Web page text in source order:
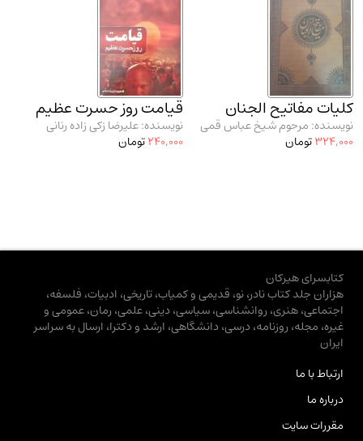
کلیات مفاتیح الجنان
نویسنده: مرحوم شیخ عباس قمی
324,000تومان
قیامت روز حسرت عظیم
نویسنده: علیرضا زکی زاده رنانی
240,000تومان
کتابسرای هیرکان
هزاران جلد کتاب نادر، نو، قدیمی و کمیاب، تاریخی، ادبیات، فلسفه،
اجتماعی، هنری، روانشناسی، سیاسی، دینی، علمی، رمان، عمومی و
غیره، مجله، روزنامه، درسی، دانشگاهی، ارشد و دکترا، ارسال به سراسر
ایران
ارتباط با ما
درباره ما
مقررات سایت